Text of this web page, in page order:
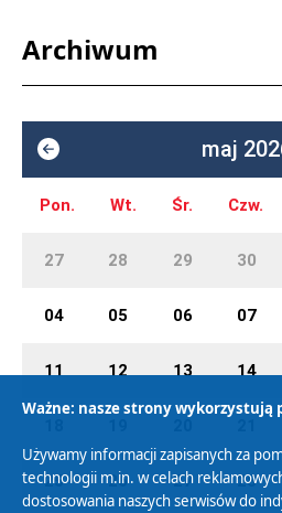
Archiwum
maj
Pon. Wt. Śr. Czw.
27 28 29 30
04 05 06 07
11 12 13 14
25 26 27 28
Ważne: nasze strony wykorzystują
Używamy informacji zapisanych za
technologii m.in. w celach
dostosowania naszych serwisów do